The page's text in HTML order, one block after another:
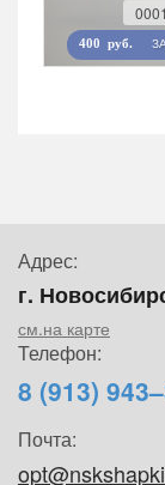
0001
400 руб.
Адрес:
г.
см.на карте
Телефон:
8 (913)
Почта: